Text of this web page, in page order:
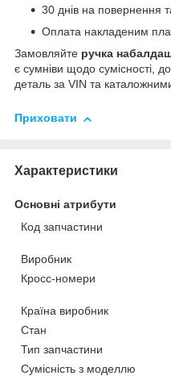
30 днів на повернення
Оплата накладеним
Замовляйте ручка
є сумніви щодо сумісності,
деталь за VIN та
Приховати
Характеристики
Основні атрибути
Код запчастини
Виробник
Кросс-номери
Країна виробник
Стан
Тип запчастини
Сумісність з моделлю